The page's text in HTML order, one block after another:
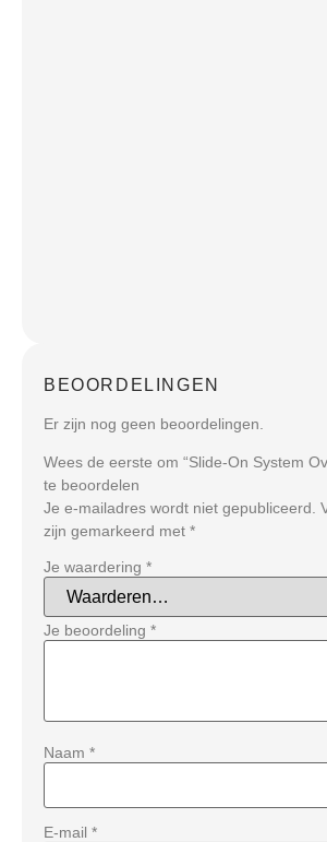
BEOORDELINGEN
Er zijn nog geen beoordelingen.
Wees de eerste om “Slide-On System
te beoordelen
Je e-mailadres wordt niet gepubliceerd.
zijn gemarkeerd met *
Je waardering *
Je beoordeling *
Naam *
E-mail *